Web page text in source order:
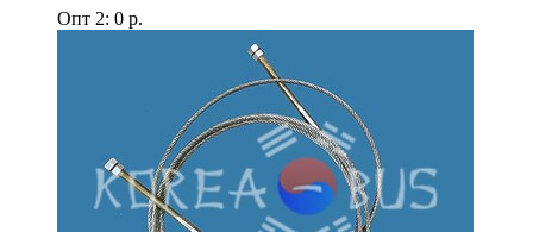
Опт 2: 0 р.